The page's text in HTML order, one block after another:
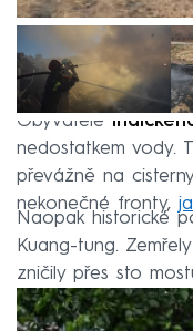
Obyvatelé
nedostatkem vody.
převážně na
nekonečné fronty,
Naopak historické
Kuang-tung.
zničily přes sto